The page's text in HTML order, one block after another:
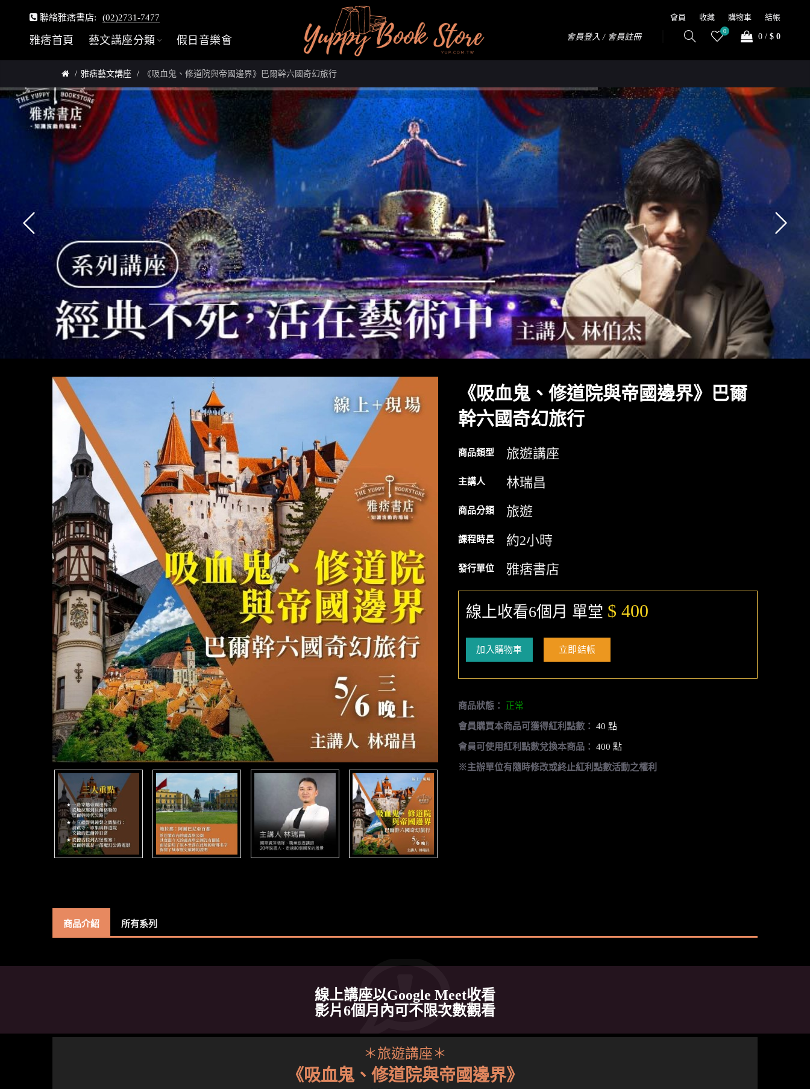
聯絡雅痞書店: (02)2731-7477
雅痞首頁 藝文講座分類 假日音樂會
會員 收藏 購物車 結帳
會員登入 / 會員註冊
0
0 / $ 0
雅痞藝文講座 《吸血鬼、修道院與帝國邊界》巴爾幹六國奇幻旅行
《吸血鬼、修道院與帝國邊界》巴爾
幹六國奇幻旅行
商品類型 旅遊講座
主講人 林瑞昌
商品分類 旅遊
課程時長 約2小時
發行單位 雅痞書店
線上收看6個月 單堂 $ 400
加入購物車 立即結帳
商品狀態： 正常
會員購買本商品可獲得紅利點數： 40 點
會員可使用紅利點數兌換本商品： 400 點
※主辦單位有隨時修改或終止紅利點數活動之權利
商品介紹 所有系列
線上講座以Google Meet收看
影片6個月內可不限次數觀看
＊旅遊講座＊
《吸血鬼、修道院與帝國邊界》